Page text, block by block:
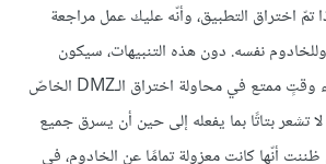
تمّ اختراق التطبيق، وأنّه عليك عمل مراجعة
نفسه. دون هذه التنبيهات، سيكون
المهاجم قادرًا على قضاء وقتٍ ممتع في محاولة اختراق الـDMZ الخاصّ
تشعر بتاتًا بما يفعله إلى حين أن يسرق جميع
ظننت أنّها كانت معزولة تمامًا عن الخادوم، في